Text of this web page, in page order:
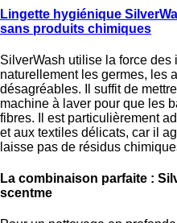
Lingette hygiénique
sans produits chimiques
SilverWash utilise la force
naturellement les germes, les
désagréables. Il suffit de
machine à laver pour que les
fibres. Il est particulièrement
et aux textiles délicats, car il
laisse pas de résidus
La combinaison parfaite :
scentme